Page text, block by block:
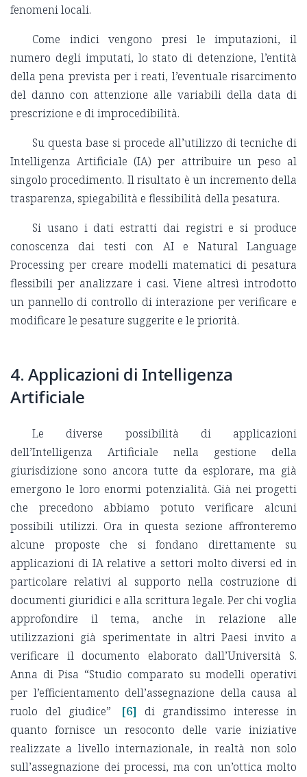
fenomeni locali.
Come indici vengono presi le imputazioni, il
numero degli imputati, lo stato di detenzione, l’entità
della pena prevista per i reati, l’eventuale risarcimento
del danno con attenzione alle variabili della data di
prescrizione e di improcedibilità.
Su questa base si procede all’utilizzo di tecniche di
Intelligenza Artificiale (IA) per attribuire un peso al
singolo procedimento. Il risultato è un incremento della
trasparenza, spiegabilità e flessibilità della pesatura.
Si usano i dati estratti dai registri e si produce
conoscenza dai testi con AI e Natural Language
Processing per creare modelli matematici di pesatura
flessibili per analizzare i casi. Viene altresì introdotto
un pannello di controllo di interazione per verificare e
modificare le pesature suggerite e le priorità.
4. Applicazioni di Intelligenza
Artificiale
Le diverse possibilità di applicazioni
dell’Intelligenza Artificiale nella gestione della
giurisdizione sono ancora tutte da esplorare, ma già
emergono le loro enormi potenzialità. Già nei progetti
che precedono abbiamo potuto verificare alcuni
possibili utilizzi. Ora in questa sezione affronteremo
alcune proposte che si fondano direttamente su
applicazioni di IA relative a settori molto diversi ed in
particolare relativi al supporto nella costruzione di
documenti giuridici e alla scrittura legale. Per chi voglia
approfondire il tema, anche in relazione alle
utilizzazioni già sperimentate in altri Paesi invito a
verificare il documento elaborato dall’Università S.
Anna di Pisa “Studio comparato su modelli operativi
per l’efficientamento dell’assegnazione della causa al
ruolo del giudice”
[6] di grandissimo interesse in
quanto fornisce un resoconto delle varie iniziative
realizzate a livello internazionale, in realtà non solo
sull’assegnazione dei processi, ma con un’ottica molto